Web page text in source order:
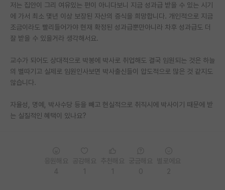
석박사 채용 정보 게시판
임용 정보 게시판
취업 게시판
PI 전용 게시판
저는 집안이 그리 여유있는 편이 아니다보니 지금 성과급 받을 수 있는 시기
에 가서 최소 몇년 이상 보장된 자산의 증식을 희망합니다. 개인적으로 지금
조금이라도 빨리들어가야 현재 확정된 성과급뿐만아니라 차후 성과급도 더
잘 받을 수 있을거라 생각해서요.
교수가 되어도 상대적으로 박봉에 박사로 취업해도 결국 임원되는 것은 하늘
의 별따기고 실제로 임원인사보면 박사출신들이 압도적으로 많은 것 같지도
않습니다.
자율성, 명예, 박사수당 등을 빼고 현실적으로 취직시에 박사이기 때문에 받
는 실질적인 혜택이 있나요?